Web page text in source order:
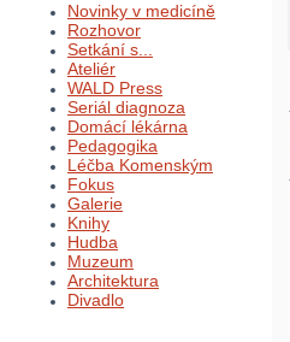
Novinky v medicíně
Rozhovor
Setkání s...
Ateliér
WALD Press
Seriál diagnoza
Domácí lékárna
Pedagogika
Léčba Komenským
Fokus
Galerie
Knihy
Hudba
Muzeum
Architektura
Divadlo